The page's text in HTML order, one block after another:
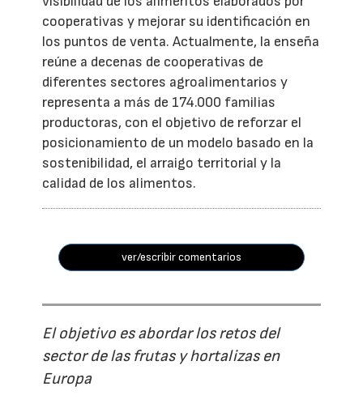
cooperativas y mejorar su identificación en
los puntos de venta. Actualmente, la enseña
reúne a decenas de cooperativas de
diferentes sectores agroalimentarios y
representa a más de 174.000 familias
productoras, con el objetivo de reforzar el
posicionamiento de un modelo basado en la
sostenibilidad, el arraigo territorial y la
calidad de los alimentos.
ver/escribir comentarios
El objetivo es abordar los retos del
sector de las frutas y hortalizas en
Europa